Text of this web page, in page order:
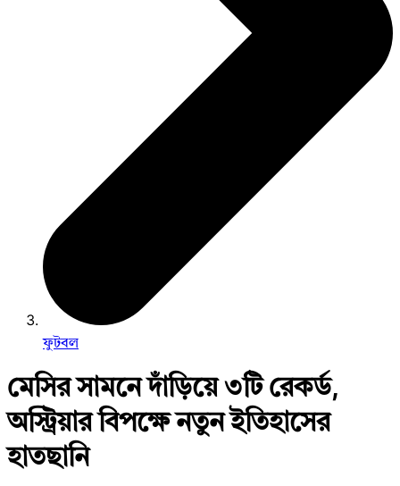
ফুটবল
মেসির সামনে দাঁড়িয়ে ৩টি রেকর্ড,
অস্ট্রিয়ার বিপক্ষে নতুন ইতিহাসের
হাতছানি